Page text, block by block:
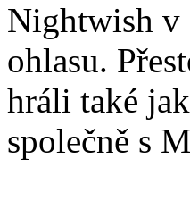
Nightwish v
ohlasu.
hráli také
společně s